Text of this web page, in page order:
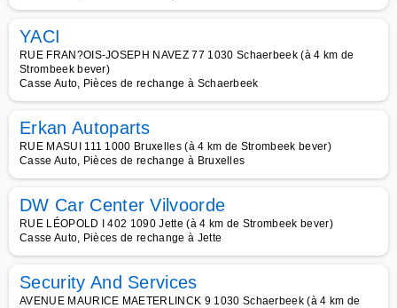
YACI
RUE FRAN?OIS-JOSEPH NAVEZ 77 1030 Schaerbeek (à 4 km de
Strombeek bever)
Casse Auto, Pièces de rechange à Schaerbeek
Erkan Autoparts
RUE MASUI 111 1000 Bruxelles (à 4 km de Strombeek bever)
Casse Auto, Pièces de rechange à Bruxelles
DW Car Center Vilvoorde
RUE LÉOPOLD I 402 1090 Jette (à 4 km de Strombeek bever)
Casse Auto, Pièces de rechange à Jette
Security And Services
AVENUE MAURICE MAETERLINCK 9 1030 Schaerbeek (à 4 km de